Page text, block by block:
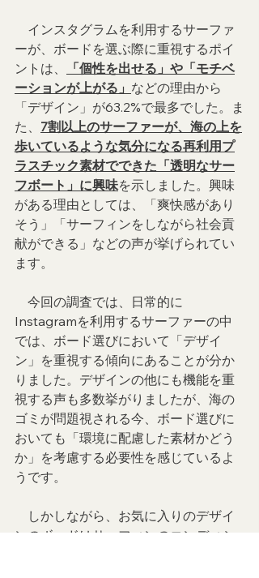
インスタグラムを利用するサーファ
ーが、ボードを選ぶ際に重視するポイ
ントは、
「個性を出せる」や「モチベ
ーションが上がる」 などの理由から
「デザイン」が63.2%で最多でした。ま
た、 7割以上のサーファーが、海の上を
歩いているような気分になる再利用プ
ラスチック素材でできた「透明なサー
フボート」に興味を示しました。興味
がある理由としては、「爽快感があり
そう」「サーフィンをしながら社会貢
献ができる」などの声が挙げられてい
ます。
今回の調査では、日常的に
Instagramを利用するサーファーの中
では、ボード選びにおいて「デザイ
ン」を重視する傾向にあることが分か
りました。デザインの他にも機能を重
視する声も多数挙がりましたが、海の
ゴミが問題視される今、ボード選びに
おいても「環境に配慮した素材かどう
か」を考慮する必要性を感じているよ
うです。
しかしながら、お気に入りのデザイ
ンのボードはサーフィンのコンディシ